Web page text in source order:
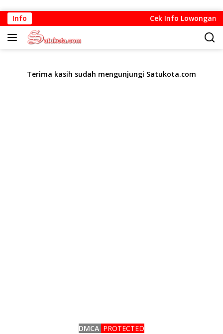
Langsung
ke
konten
Info Cek Info Lowongan
Terima kasih sudah mengunjungi Satukota.com
DMCA PROTECTED